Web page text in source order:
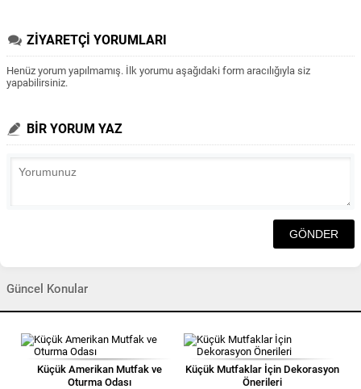
ZİYARETÇİ YORUMLARI
Henüz yorum yapılmamış. İlk yorumu aşağıdaki form aracılığıyla siz
yapabilirsiniz.
BİR YORUM YAZ
Güncel Konular
Küçük Amerikan Mutfak ve
Oturma Odası
Küçük Mutfaklar İçin Dekorasyon
Önerileri